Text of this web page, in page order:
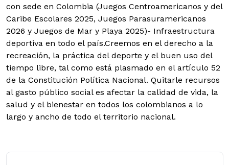
con sede en Colombia (Juegos Centroamericanos y del
Caribe Escolares 2025, Juegos Parasuramericanos
2026 y Juegos de Mar y Playa 2025)- Infraestructura
deportiva en todo el país.Creemos en el derecho a la
recreación, la práctica del deporte y el buen uso del
tiempo libre, tal como está plasmado en el artículo 52
de la Constitución Política Nacional. Quitarle recursos
al gasto público social es afectar la calidad de vida, la
salud y el bienestar en todos los colombianos a lo
largo y ancho de todo el territorio nacional.